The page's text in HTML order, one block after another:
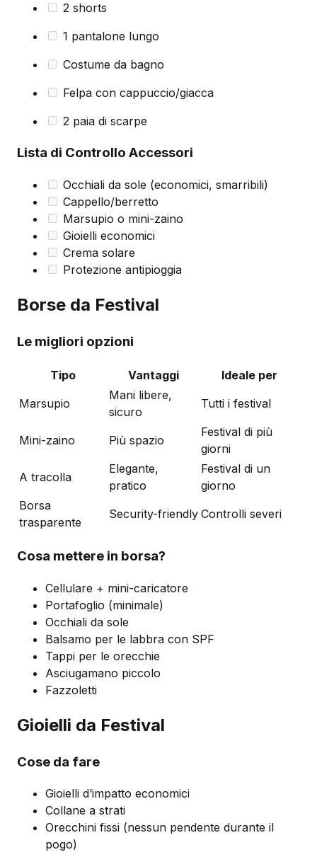
2 shorts
1 pantalone lungo
Costume da bagno
Felpa con cappuccio/giacca
2 paia di scarpe
Lista di Controllo Accessori
Occhiali da sole (economici, smarribili)
Cappello/berretto
Marsupio o mini-zaino
Gioielli economici
Crema solare
Protezione antipioggia
Borse da Festival
Le migliori opzioni
Tipo Vantaggi
Ideale per
Marsupio
Mani libere,
sicuro
Tutti i festival
Mini-zaino Più spazio
Festival di più
giorni
A tracolla
Elegante,
pratico
Festival di un
giorno
Borsa
trasparente
Security-friendly Controlli severi
Cosa mettere in borsa?
Cellulare + mini-caricatore
Portafoglio (minimale)
Occhiali da sole
Balsamo per le labbra con SPF
Tappi per le orecchie
Asciugamano piccolo
Fazzoletti
Gioielli da Festival
Cose da fare
Gioielli d’impatto economici
Collane a strati
Orecchini fissi (nessun pendente durante il
pogo)